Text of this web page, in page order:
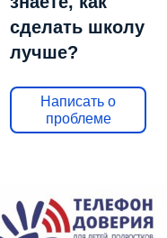
сделать школу
лучше?
Написать о
проблеме